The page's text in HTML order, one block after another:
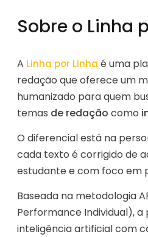
Sobre o Linha
A Linha por Linha é uma
redação que oferece um
humanizado para quem
temas de redação como
O diferencial está na
cada texto é corrigido de
estudante e com foco em
Baseada na metodologia
Performance Individual),
inteligência artificial com